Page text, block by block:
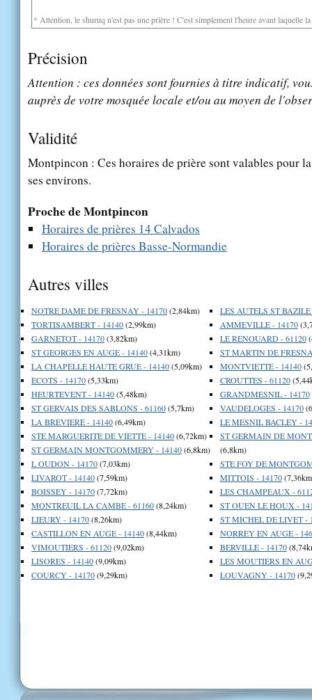
* Attention, le shuruq n'est pas une prière ! C'est simplement l'heure avant laquelle
Précision
Attention : ces données sont fournies à titre indicatif,
auprès de votre mosquée locale et/ou au moyen de
Validité
Montpincon : Ces horaires de prière sont valables pour
ses environs.
Proche de Montpincon
Horaires de prières 14 Calvados
Horaires de prières Basse-Normandie
Autres villes
NOTRE DAME DE FRESNAY - 14170(2,84km)
TORTISAMBERT - 14140(2,99km)
GARNETOT - 14170(3,82km)
ST GEORGES EN AUGE - 14140(4,31km)
LA CHAPELLE HAUTE GRUE - 14140(5,09km)
ECOTS - 14170(5,33km)
HEURTEVENT - 14140(5,48km)
ST GERVAIS DES SABLONS - 61160(5,7km)
LA BREVIERE - 14140(6,49km)
STE MARGUERITE DE VIETTE - 14140(6,72km)
ST GERMAIN MONTGOMMERY - 14140(6,8km)
L OUDON - 14170(7,03km)
LIVAROT - 14140(7,59km)
BOISSEY - 14170(7,72km)
MONTREUIL LA CAMBE - 61160(8,24km)
LIEURY - 14170(8,26km)
CASTILLON EN AUGE - 14140(8,44km)
VIMOUTIERS - 61120(9,02km)
LISORES - 14140(9,09km)
COURCY - 14170(9,29km)
LES AUTELS ST BAZILE
AMMEVILLE - 14170
LE RENOUARD - 61120
ST MARTIN DE
MONTVIETTE - 14140
CROUTTES - 61120
GRANDMESNIL - 14170
VAUDELOGES - 14170
LE MESNIL BACLEY -
ST GERMAIN DE
(6,8km)
STE FOY DE
MITTOIS - 14170
LES CHAMPEAUX -
ST OUEN LE HOUX -
ST MICHEL DE LIVET -
NORREY EN AUGE -
BERVILLE - 14170
LES MOUTIERS EN
LOUVAGNY - 14170